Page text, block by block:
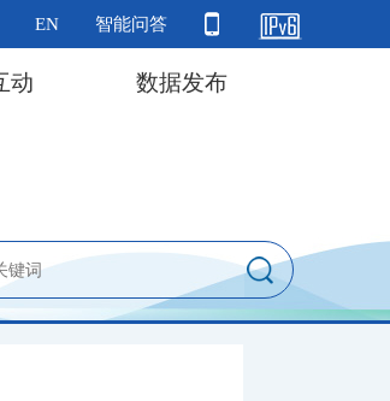
EN 智能问答
动 数据发布